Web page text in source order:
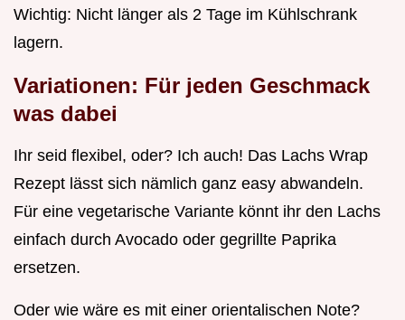
Wichtig: Nicht länger als 2 Tage im Kühlschrank
lagern.
Variationen: Für jeden Geschmack
was dabei
Ihr seid flexibel, oder? Ich auch! Das Lachs Wrap
Rezept lässt sich nämlich ganz easy abwandeln.
Für eine vegetarische Variante könnt ihr den Lachs
einfach durch Avocado oder gegrillte Paprika
ersetzen.
Oder wie wäre es mit einer orientalischen Note?